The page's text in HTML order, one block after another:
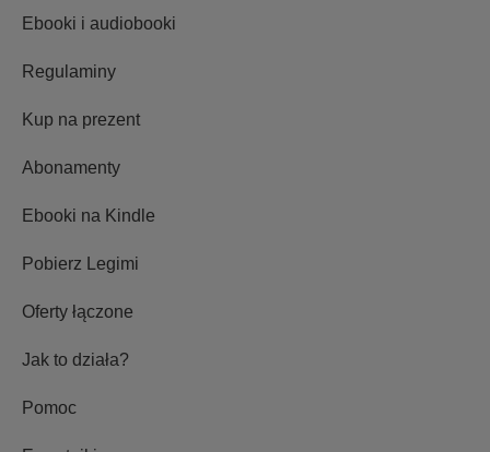
Ebooki i audiobooki
Regulaminy
Kup na prezent
Abonamenty
Ebooki na Kindle
Pobierz Legimi
Oferty łączone
Jak to działa?
Pomoc